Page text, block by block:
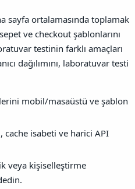
sayfa ortalamasında toplamak
ve checkout şablonlarını
testinin farklı amaçları
dağılımını, laboratuvar testi
mobil/masaüstü ve şablon
cache isabeti ve harici API
veya kişiselleştirme